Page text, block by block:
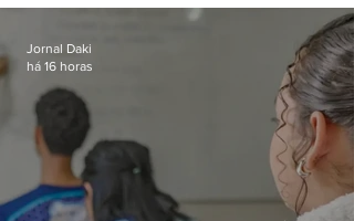
Bangu
Jornal Daki
há 16 horas